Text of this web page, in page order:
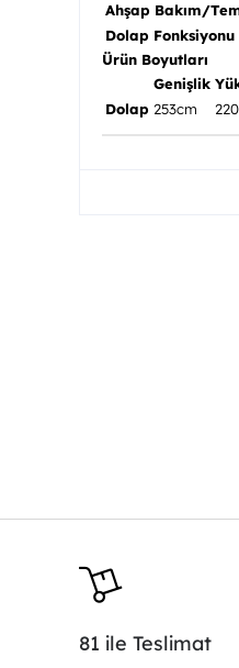
Ahşap Bakım/
Dolap Fonksiyonu
Ürün Boyutları
Genişlik
Dolap 253cm
81 ile Teslimat